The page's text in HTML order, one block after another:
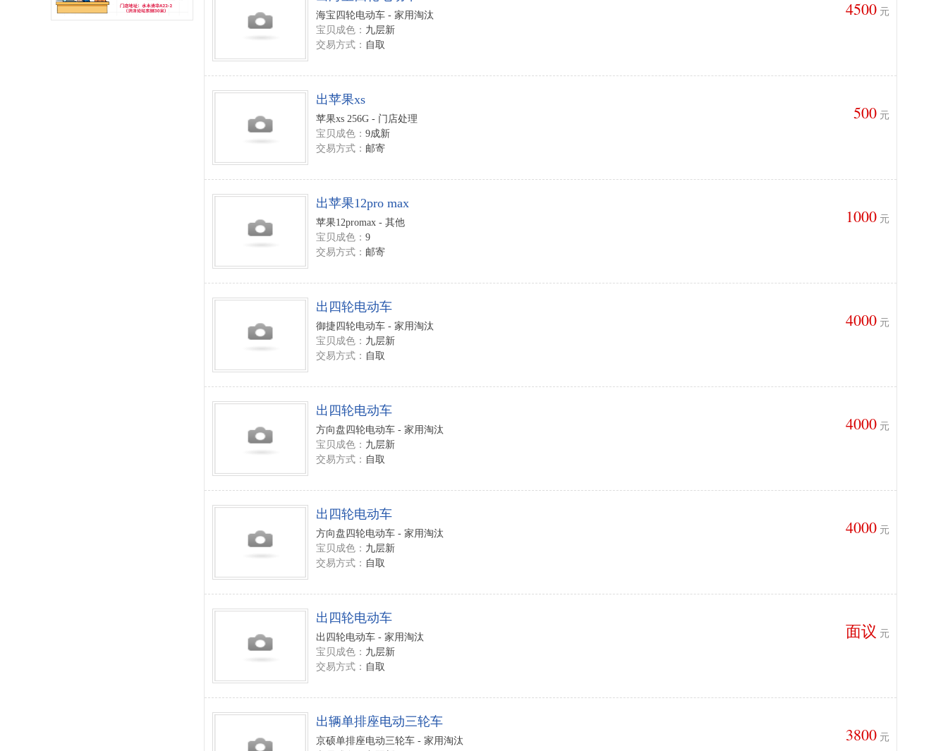
海宝四轮电动车 - 家用淘汰
宝贝成色： 九层新
交易方式： 自取
4500 元
出苹果xs
苹果xs 256G - 门店处理
宝贝成色： 9成新
交易方式： 邮寄
500 元
出苹果12pro max
苹果12promax - 其他
宝贝成色： 9
交易方式： 邮寄
1000 元
出四轮电动车
御捷四轮电动车 - 家用淘汰
宝贝成色： 九层新
交易方式： 自取
4000 元
出四轮电动车
方向盘四轮电动车 - 家用淘汰
宝贝成色： 九层新
交易方式： 自取
4000 元
出四轮电动车
方向盘四轮电动车 - 家用淘汰
宝贝成色： 九层新
交易方式： 自取
4000 元
出四轮电动车
出四轮电动车 - 家用淘汰
宝贝成色： 九层新
交易方式： 自取
面议 元
出辆单排座电动三轮车
京硕单排座电动三轮车 - 家用淘汰
3800 元